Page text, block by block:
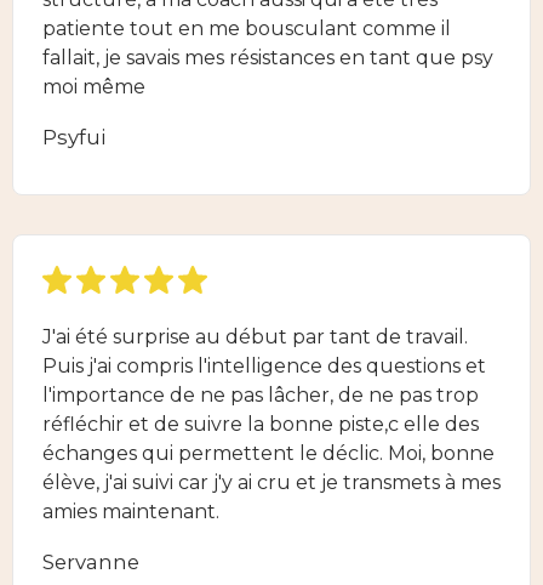
patiente tout en me bousculant comme il
fallait, je savais mes résistances en tant que psy
moi même
Psyfui
J'ai été surprise au début par tant de travail.
Puis j'ai compris l'intelligence des questions et
l'importance de ne pas lâcher, de ne pas trop
réfléchir et de suivre la bonne piste,c elle des
échanges qui permettent le déclic. Moi, bonne
élève, j'ai suivi car j'y ai cru et je transmets à mes
amies maintenant.
Servanne